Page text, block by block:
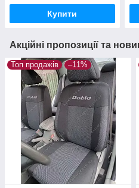
Купити
Акційні пропозиції та
Топ продажів –11%